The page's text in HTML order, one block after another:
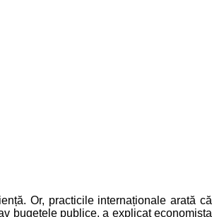
Or, practicile internaționale arată că
bugetele publice, a explicat economista